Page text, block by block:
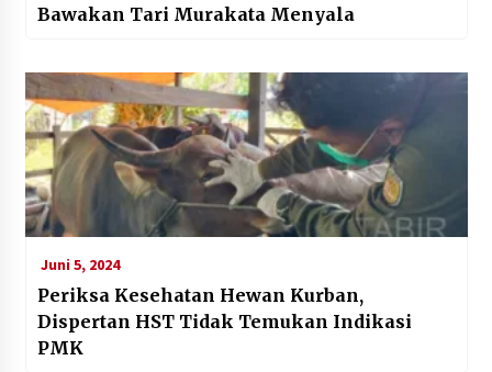
Bawakan Tari Murakata Menyala
Juni 5, 2024
Periksa Kesehatan Hewan Kurban,
Dispertan HST Tidak Temukan Indikasi
PMK